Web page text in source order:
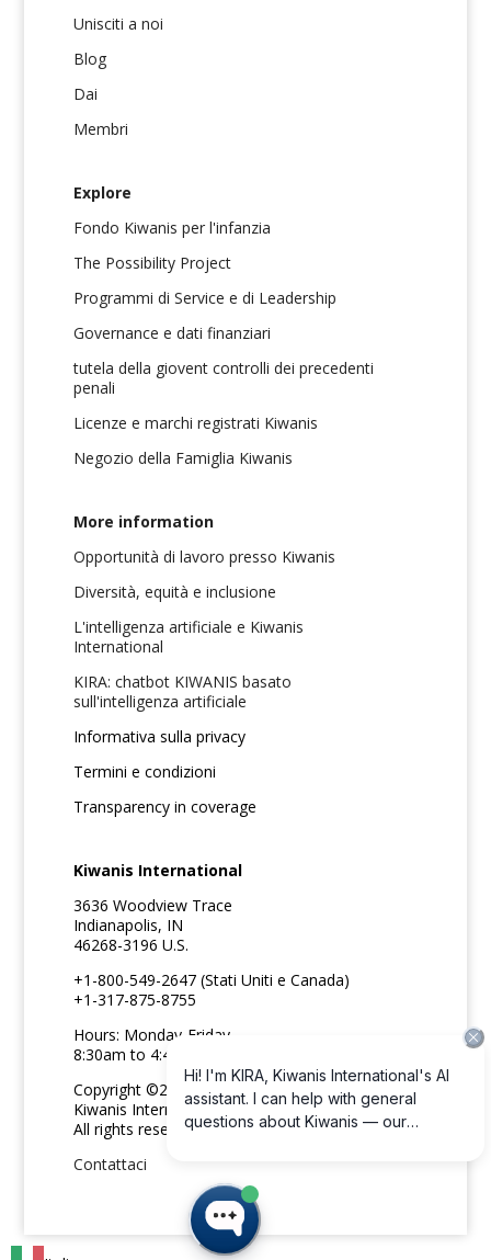
Unisciti a noi
Blog
Dai
Membri
Explore
Fondo Kiwanis per l'infanzia
The Possibility Project
Programmi di Service e di Leadership
Governance e dati finanziari
tutela della giovent controlli dei precedenti
penali
Licenze e marchi registrati Kiwanis
Negozio della Famiglia Kiwanis
More information
Opportunità di lavoro presso Kiwanis
Diversità, equità e inclusione
L'intelligenza artificiale e Kiwanis
International
KIRA: chatbot KIWANIS basato
sull'intelligenza artificiale
Informativa sulla privacy
Termini e condizioni
Transparency in coverage
Kiwanis International
3636 Woodview Trace
Indianapolis, IN
46268-3196 U.S.
+1-800-549-2647 (Stati Uniti e Canada)
+1-317-875-8755
Hours: Monday-Friday
8:30am to 4:45pm ET
Copyright ©2026
Kiwanis International
All rights reserved
Contattaci